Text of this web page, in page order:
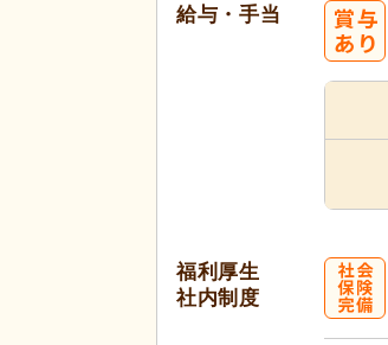
給与・手当
福利厚生
社内制度